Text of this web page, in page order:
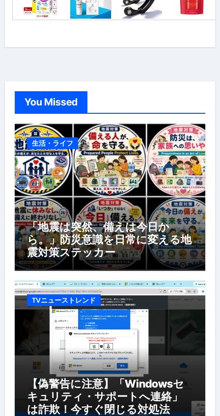
You Missed
生活・ライフ
「地震は突然、備えは今日か
ら。」防災意識を日常に変える地
震対策ステッカー
TVニューストレンド
【偽警告に注意】「Windowsセ
キュリティ・サポートへ連絡」
は詐欺！今すぐ閉じる対処法